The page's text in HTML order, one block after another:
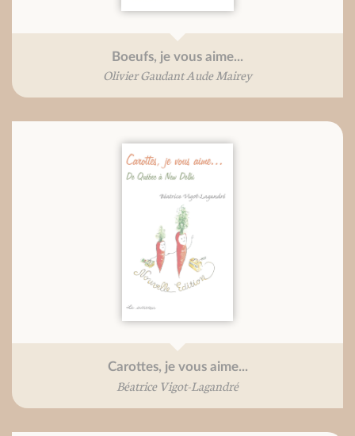
Boeufs, je vous aime...
Olivier Gaudant Aude Mairey
Carottes, je vous aime...
Béatrice Vigot-Lagandré